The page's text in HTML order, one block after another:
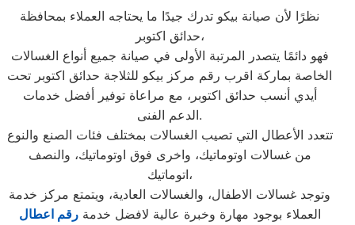
نظرًا لأن صيانة بيكو تدرك جيدًا ما يحتاجه العملاء بمحافظة
حدائق اكتوبر،
فهو دائمًا يتصدر المرتبة الأولى في صيانة جميع أنواع الغسالات
الخاصة بماركة اقرب رقم مركز بيكو للثلاجة حدائق اكتوبر تحت
أيدي أنسب حدائق اكتوبر، مع مراعاة توفير أفضل خدمات
الدعم الفنى.
تتعدد الأعطال التي تصيب الغسالات بمختلف فئات الصنع والنوع
من غسالات اوتوماتيك، واخرى فوق اوتوماتيك، والنصف
اتوماتيك،
وتوجد غسالات الاطفال، والغسالات العادية، ويتمتع مركز خدمة
العملاء بوجود مهارة وخبرة عالية لافضل خدمةرقم اعطال